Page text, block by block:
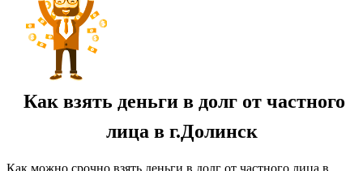
Как взять деньги в долг от частного
лица в г.Долинск